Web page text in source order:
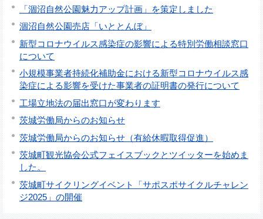
「涸沼自然公園魅力アップ計画」を策定しました
涸沼自然公園売店「いととんぼ」
新型コロナウイルス感染症の影響による特別労働相談窓口
について
小規模事業者持続化補助金における新型コロナウイルス感
染症による影響を受けた事業者の証明書の発行について
工場立地法の届出窓口が変わります
茨城労働局からのお知らせ
茨城労働局からのお知らせ（有給休暇取得促進）
茨城町観光協会公式フェイスブックとツイッターを始めま
した。
茨城町サイクリングイベント「サポスポサイクルチャレン
ジ2025」の開催